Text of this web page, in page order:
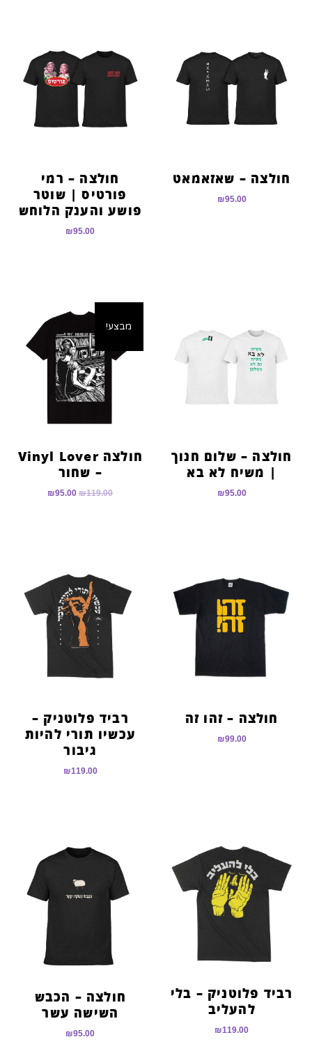
חולצה – שאזאמאט
₪95.00
חולצה – רמי
פורטיס | שוטר
פושע והענק הלוחש
₪95.00
חולצה – שלום חנוך
| משיח לא בא
₪95.00
מבצע!
חולצה Vinyl Lover
– שחור
₪119.00
₪95.00
חולצה – זהו זה
₪99.00
רביד פלוטניק –
עכשיו תורי להיות
גיבור
₪119.00
רביד פלוטניק – בלי
להעליב
₪119.00
חולצה – הכבש
השישה עשר
₪95.00